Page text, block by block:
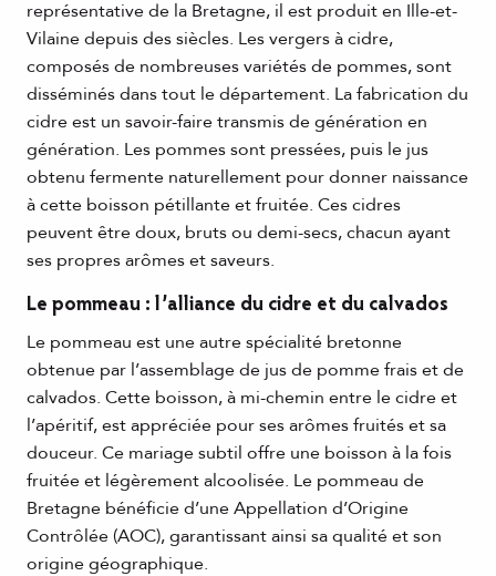
représentative de la Bretagne, il est produit en Ille-et-
Vilaine depuis des siècles. Les vergers à cidre,
composés de nombreuses variétés de pommes, sont
disséminés dans tout le département. La fabrication du
cidre est un savoir-faire transmis de génération en
génération. Les pommes sont pressées, puis le jus
obtenu fermente naturellement pour donner naissance
à cette boisson pétillante et fruitée. Ces cidres
peuvent être doux, bruts ou demi-secs, chacun ayant
ses propres arômes et saveurs.
Le pommeau : l’alliance du cidre et du calvados
Le pommeau est une autre spécialité bretonne
obtenue par l’assemblage de jus de pomme frais et de
calvados. Cette boisson, à mi-chemin entre le cidre et
l’apéritif, est appréciée pour ses arômes fruités et sa
douceur. Ce mariage subtil offre une boisson à la fois
fruitée et légèrement alcoolisée. Le pommeau de
Bretagne bénéficie d’une Appellation d’Origine
Contrôlée (AOC), garantissant ainsi sa qualité et son
origine géographique.